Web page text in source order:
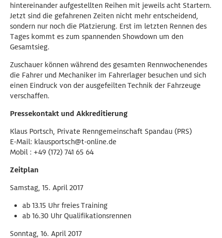
hintereinander aufgestellten Reihen mit jeweils acht Startern.
Jetzt sind die gefahrenen Zeiten nicht mehr entscheidend,
sondern nur noch die Platzierung. Erst im letzten Rennen des
Tages kommt es zum spannenden Showdown um den
Gesamtsieg.
Zuschauer können während des gesamten Rennwochenendes
die Fahrer und Mechaniker im Fahrerlager besuchen und sich
einen Eindruck von der ausgefeilten Technik der Fahrzeuge
verschaffen.
Pressekontakt und Akkreditierung
Klaus Portsch, Private Renngemeinschaft Spandau (PRS)
E-Mail: klausportsch@t-online.de
Mobil : +49 (172) 741 65 64
Zeitplan
Samstag, 15. April 2017
ab 13.15 Uhr freies Training
ab 16.30 Uhr Qualifikationsrennen
Sonntag, 16. April 2017